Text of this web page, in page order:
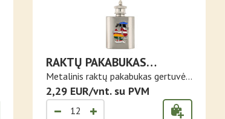
RAKTŲ PAKABUKAS
GERTUVĖS FORMOS SU
BALTIJOS ŠALIŲ KONTŪRU
Metalinis raktų pakabukas gertuvės
for..
2,29 EUR/vnt. su PVM